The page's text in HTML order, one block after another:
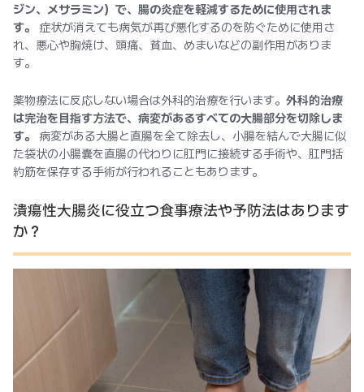
ジン、メサラミン）で、腸の炎症を軽減するために使用されま
す。
症状が消えても病気が再び悪化するのを防ぐために使用さ
れ、悪心や胸焼け、頭痛、貧血、めまいなどの副作用がありま
す。
薬物療法に反応しない場合は外科的治療を行います。 外科的治療
は完治を目指す方法で、病変があるすべての大腸部分を切除しま
す。
病変がある大腸と直腸を全て除去し、小腸を結んで大腸に似
た袋状の小腸嚢を直腸の代わりに肛門に接続する手術や、肛門括
約筋を保存する手術が行われることもあります。
潰瘍性大腸炎に役立つ食事療法や予防法はあります
か？